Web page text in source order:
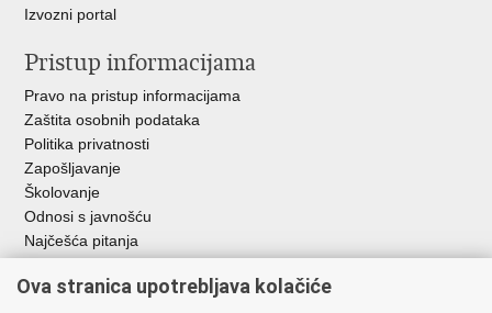
Izvozni portal
Pristup informacijama
Pravo na pristup informacijama
Zaštita osobnih podataka
Politika privatnosti
Zapošljavanje
Školovanje
Odnosi s javnošću
Najčešća pitanja
Važne poveznice
Ova stranica upotrebljava kolačiće